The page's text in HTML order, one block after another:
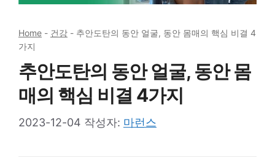
Home - 건강 - 추안도탄의 동안 얼굴, 동안 몸매의 핵심 비결 4
가지
추안도탄의 동안 얼굴, 동안 몸
매의 핵심 비결 4가지
2023-12-04 작성자: 마런스